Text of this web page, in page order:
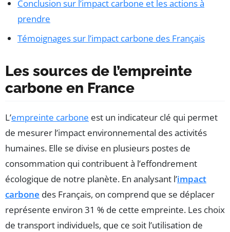
Conclusion sur l’impact carbone et les actions à
prendre
Témoignages sur l’impact carbone des Français
Les sources de l’empreinte
carbone en France
L’empreinte carbone est un indicateur clé qui permet
de mesurer l’impact environnemental des activités
humaines. Elle se divise en plusieurs postes de
consommation qui contribuent à l’effondrement
écologique de notre planète. En analysant l’impact
carbone des Français, on comprend que se déplacer
représente environ 31 % de cette empreinte. Les choix
de transport individuels, que ce soit l’utilisation de